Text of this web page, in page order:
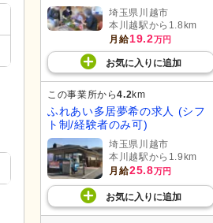
埼玉県川越市
本川越駅から1.8km
月給19.2万円
お気に入り に追加
この事業所から4.2km
ふれあい多居夢希の求人 (シフ
ト制/経験者のみ可)
埼玉県川越市
本川越駅から1.9km
月給25.8万円
お気に入り に追加